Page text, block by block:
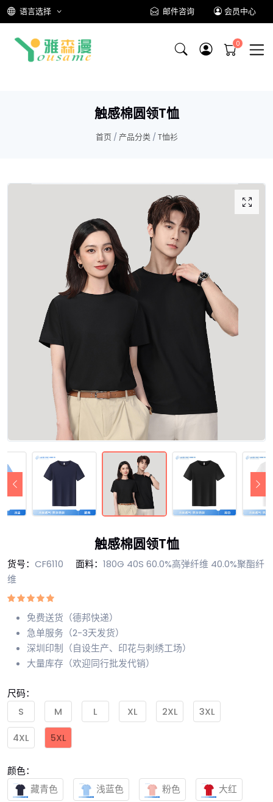
语言选择 邮件咨询 会员中心
触感棉圆领T恤
首页 / 产品分类/ T恤衫
触感棉圆领T恤
货号： CF6110 面料： 180G 40S 60.0%高弹纤维 40.0%聚酯纤
维
免费送货（德邦快递）
急单服务（2-3天发货）
深圳印制（自设生产、印花与刺绣工场）
大量库存（欢迎同行批发代销）
尺码：
S
M L XL 2XL 3XL
4XL 5XL
颜色：
藏青色
浅蓝色 粉色 大红